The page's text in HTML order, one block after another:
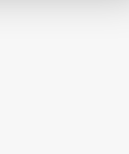
sunulması
sizlere yönelik
bilgi için Ayarlar